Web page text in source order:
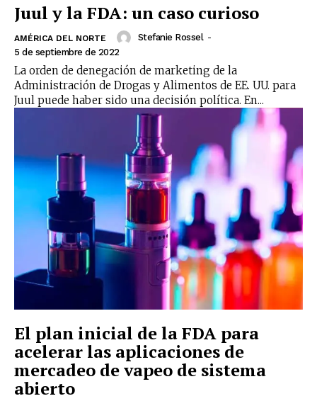
No te pierdas de las
últimas noticias
Suscríbete a nuestro boletín diario y
recibe todas las noticias del vapeo y la
reducción de daños en tu correo
Subscribe to our daily clipping and
receive all the news of vaping and
tobacco harm reduction in your email.
SUBSCRIBIRSE
Juul y la FDA: un caso curioso
AMÉRICA DEL NORTE Stefanie Rossel -
5 de septiembre de 2022
La orden de denegación de marketing de la
Administración de Drogas y Alimentos de EE. UU. para
Juul puede haber sido una decisión política. En...
El plan inicial de la FDA para
acelerar las aplicaciones de
mercadeo de vapeo de sistema
abierto